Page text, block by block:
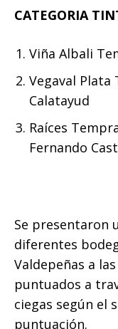
CATEGORIA
Viña Albali
Vegaval Plata
Calatayud
Raíces
Fernando
Se presentaron
diferentes
Valdepeñas a
puntuados a
ciegas según el
puntuación.